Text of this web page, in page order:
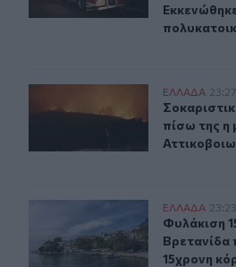
Σοκαριστικά στοιχεία άφησε
ΕΛΛAΔΑ 23:27
πίσω της η
Φυλάκιση 15 μηνών στηΕΛΛAΔΑ 23:23
Φυλάκιση
Φυλάκιση
Βρετανίδα
15χρονη